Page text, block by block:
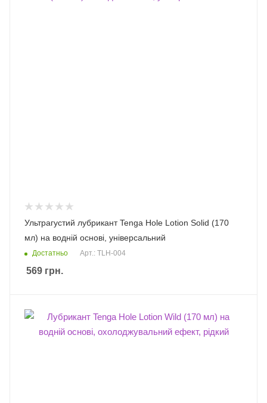
Ультрагустий лубрикант Tenga Hole Lotion Solid (170
мл) на водній основі, універсальний
Достатньо Арт.: TLH-004
569 грн.